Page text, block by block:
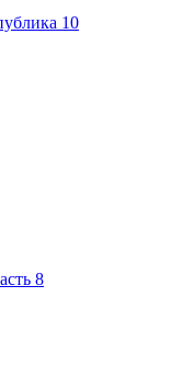
10
8